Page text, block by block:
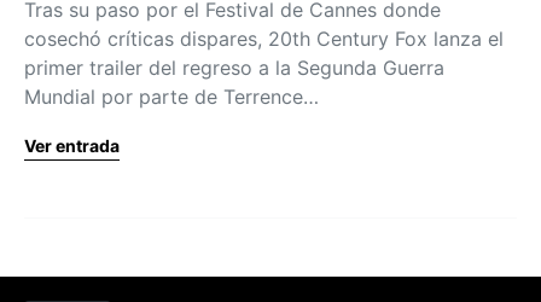
Tras su paso por el Festival de Cannes donde
cosechó críticas dispares, 20th Century Fox lanza el
primer trailer del regreso a la Segunda Guerra
Mundial por parte de Terrence…
Ver entrada